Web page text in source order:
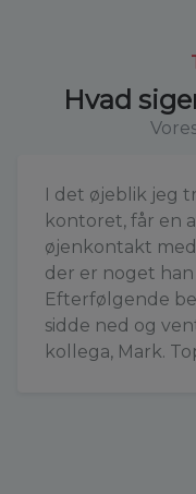
Hvad
I det øjeblik jeg
kontoret, får en
øjenkontakt
der er noget
Efterfølgende
sidde ned og
kollega, Mark.